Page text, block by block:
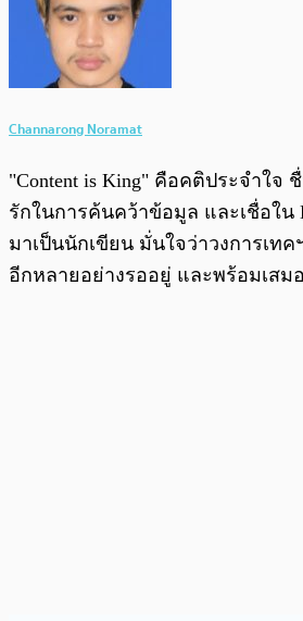
Channarong Noramat
"Content is King" คือคติประจำใจ
รักในการค้นคว้าข้อมูล และเชื่อใน
มาเป็นนักเขียน มั่นใจว่าวงการเท
อีกหลายอย่างรออยู่ และพร้อมเสมอ